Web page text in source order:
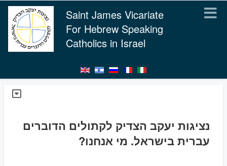
Saint James Vicariate
For Hebrew Speaking
Catholics in Israel
נציגות יעקב הצדיק לקתולים הדוברים
עברית בישראל. מי אנחנו?